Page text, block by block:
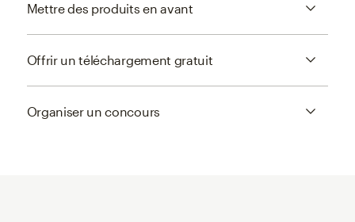
Mettre des produits en avant
Offrir un téléchargement gratuit
Organiser un concours